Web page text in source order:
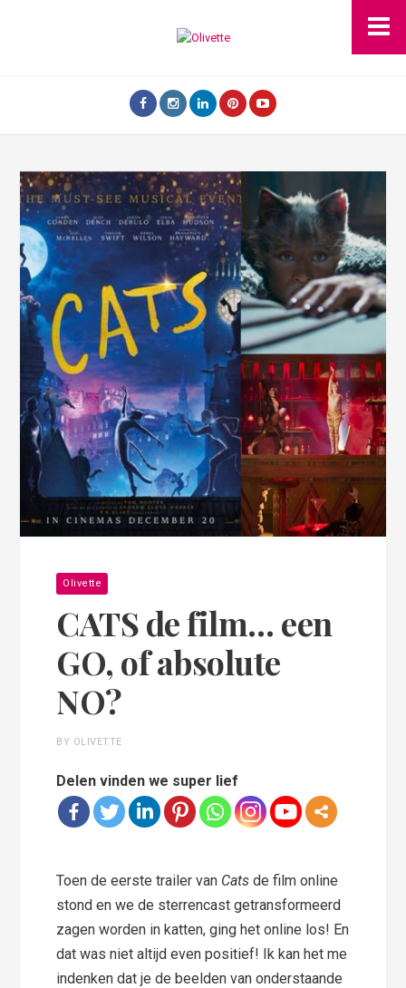
Olivette
CATS de film… een
GO, of absolute
NO?
BY OLIVETTE
Delen vinden we super lief
Toen de eerste trailer van Cats de film online
stond en we de sterrencast getransformeerd
zagen worden in katten, ging het online los! En
dat was niet altijd even positief! Ik kan het me
indenken dat je de beelden van onderstaande